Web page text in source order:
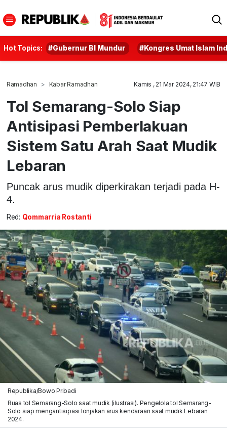
Hot Topics: #Gubernur BI Mundur #Kongres Umat Islam
Ramadhan Kabar Ramadhan Kamis , 21 Mar 2024, 21:47 WIB
Tol Semarang-Solo Siap
Antisipasi Pemberlakuan
Sistem Satu Arah Saat Mudik
Lebaran
Puncak arus mudik diperkirakan terjadi pada H-
4.
Red: Qommarria Rostanti
Republika/Bowo Pribadi
Ruas tol Semarang-Solo saat mudik (ilustrasi). Pengelola tol Semarang-
Solo siap mengantisipasi lonjakan arus kendaraan saat mudik Lebaran
2024.